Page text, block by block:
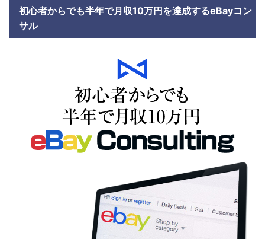
初心者からでも半年で月収10万円を達成するeBayコン
サル